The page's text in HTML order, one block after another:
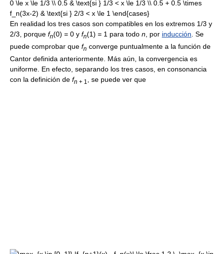
En realidad los tres casos son compatibles en los extremos 1/3 y
2/3, porque fn(0) = 0 y fn(1) = 1 para todo n , por inducción . Se
puede comprobar que fn converge puntualmente a la función de
Cantor definida anteriormente. Más aún, la convergencia es
uniforme. En efecto, separando los tres casos, en consonancia
con la definición de fn + 1 , se puede ver que